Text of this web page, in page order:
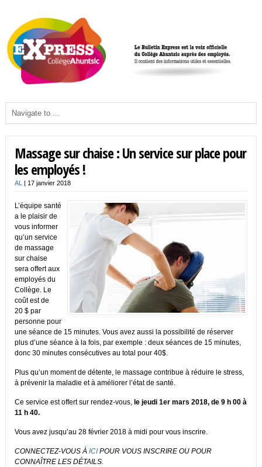
Massage sur chaise : Un service sur place pour
les employés !
AL | 17 janvier 2018
L’équipe santé
a le plaisir de
vous informer
qu’un service
de massage
sur chaise
sera offert aux
employés du
Collège. Le
coût est de
20 $ par
personne pour
une séance de 15 minutes. Vous avez aussi la possibilité de réserver
plus d’une séance à la fois, par exemple : deux séances de 15 minutes,
donc 30 minutes consécutives au total pour 40$.
Plus qu’un moment de détente, le massage contribue à réduire le stress,
à prévenir la maladie et à améliorer l’état de santé.
Ce service est offert sur rendez-vous, le jeudi 1er mars 2018, de 9 h 00 à
11 h 40.
Vous avez jusqu’au 28 février 2018 à midi pour vous inscrire.
CONNECTEZ-VOUS À ICI POUR VOUS INSCRIRE OU POUR
CONNAÎTRE LES DÉTAILS.